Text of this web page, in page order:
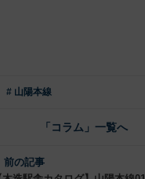
# 山陽本線
「コラム」一覧へ
前の記事